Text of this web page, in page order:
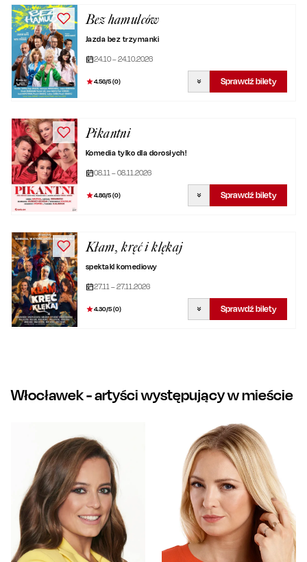
Bez hamulców
Jazda bez trzymanki
24.10 – 24.10.2026
4.56/5 (0) Sprawdź bilety
Pikantni
Komedia tylko dla dorosłych!
08.11 – 08.11.2026
4.86/5 (0) Sprawdź bilety
Kłam, kręć i klękaj
spektakl komediowy
27.11 – 27.11.2026
4.30/5 (0) Sprawdź bilety
Włocławek- artyści występujący w mieście